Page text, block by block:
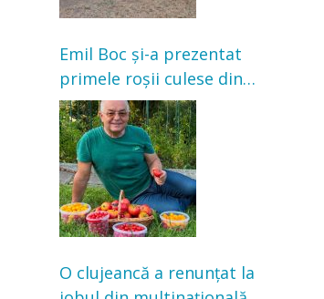
Emil Boc și-a prezentat
primele roșii culese din
grădină: „Niciun magazin
nu poate oferi această
satisfacție”
O clujeancă a renunțat la